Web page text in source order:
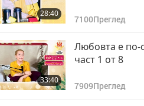
28:40
7100Преглед
33:40
Любовта е по-
част 1 от 8
7909Преглед